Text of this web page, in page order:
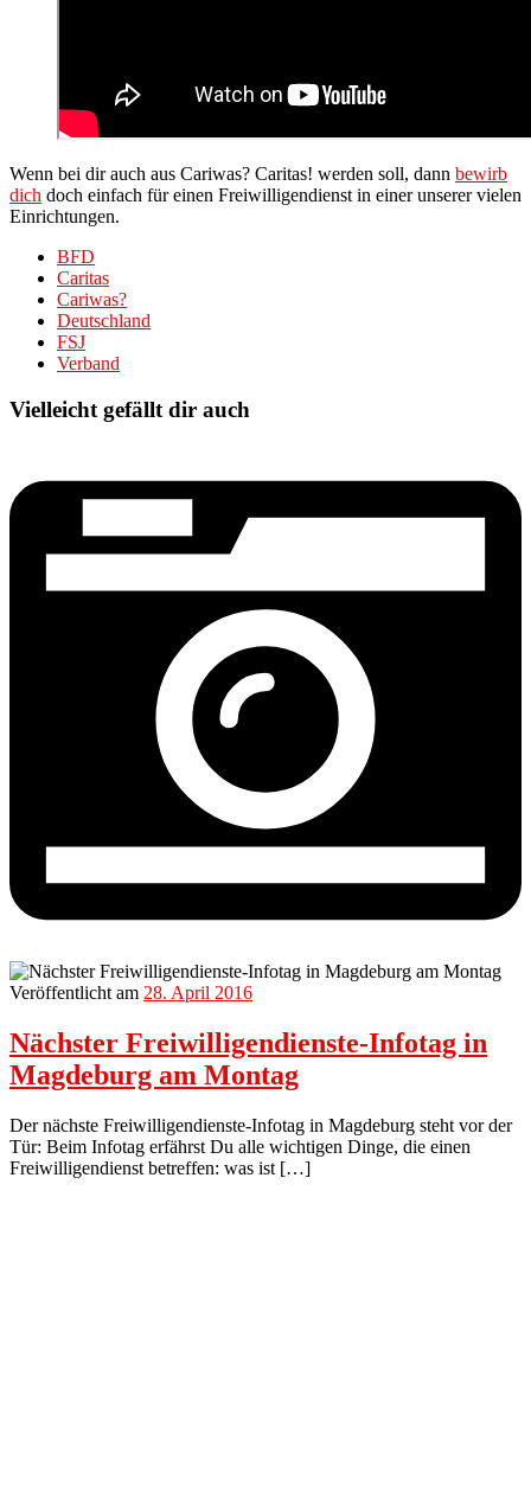
Wenn bei dir auch aus Cariwas? Caritas! werden soll, dann bewirb
dich doch einfach für einen Freiwilligendienst in einer unserer vielen
Einrichtungen.
BFD
Caritas
Cariwas?
Deutschland
FSJ
Verband
Vielleicht gefällt dir auch
Veröffentlicht am 28. April 2016
Nächster Freiwilligendienste-Infotag in
Magdeburg am Montag
Der nächste Freiwilligendienste-Infotag in Magdeburg steht vor der
Tür: Beim Infotag erfährst Du alle wichtigen Dinge, die einen
Freiwilligendienst betreffen: was ist […]